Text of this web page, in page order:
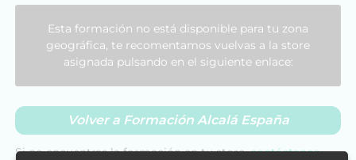
Esta formación no está disponible para tu zona
geográfica, te recomentamos vuelvas a la store
asignada pulsando en el siguiente enlace:
Volver a Formación Alcalá España
Si no encuentras la formación en tu store,contáctanos